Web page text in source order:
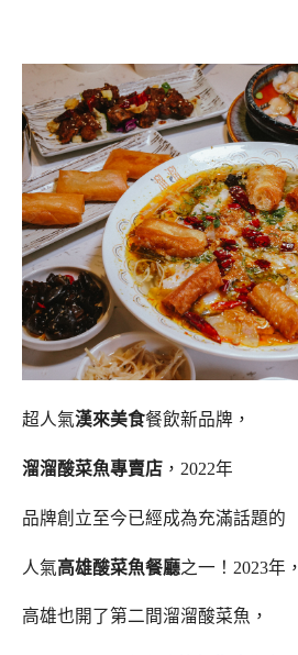
超人氣漢來美食餐飲新品牌，
溜溜酸菜魚專賣店 ，2022年
品牌創立至今已經成為充滿話題的
人氣高雄酸菜魚餐廳之一！2023年，
高雄也開了第二間溜溜酸菜魚，